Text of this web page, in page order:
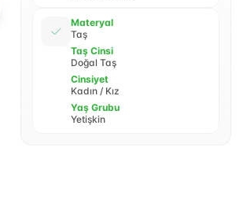
Materyal
Taş
Taş Cinsi
Doğal Taş
Cinsiyet
Kadın / Kız
Yaş Grubu
Yetişkin